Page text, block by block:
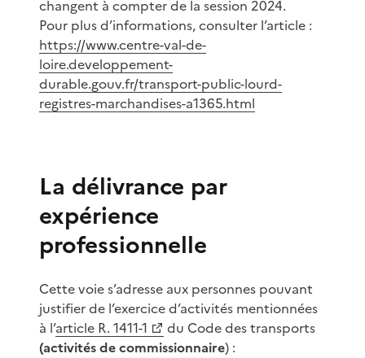
changent à compter de la session 2024.
Pour plus d’informations, consulter l’article :
https://www.centre-val-de-
loire.developpement-
durable.gouv.fr/transport-public-lourd-
registres-marchandises-a1365.html
La délivrance par
expérience
professionnelle
Cette voie s’adresse aux personnes pouvant
justifier de l’exercice d’activités mentionnées
à l’article R. 1411-1
du Code des transports
(activités de commissionnaire) :